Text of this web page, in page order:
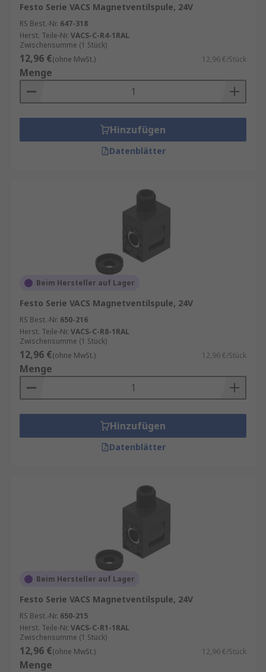
Festo Serie VACS Magnetventilspule, 24V
RS Best.-Nr. 647-318
Herst. Teile-Nr. VACS-C-R4-1RAL
Zwischensumme (1 Stück)
12,96 €(ohne MwSt.) 12,96 €/Stück
Menge
Hinzufügen
Datenblätter
Beim Hersteller auf Lager
Festo Serie VACS Magnetventilspule, 24V
RS Best.-Nr. 650-216
Herst. Teile-Nr. VACS-C-R8-1RAL
Zwischensumme (1 Stück)
12,96 €(ohne MwSt.) 12,96 €/Stück
Menge
Hinzufügen
Datenblätter
Beim Hersteller auf Lager
Festo Serie VACS Magnetventilspule, 24V
RS Best.-Nr. 650-215
Herst. Teile-Nr. VACS-C-R1-1RAL
Zwischensumme (1 Stück)
12,96 €(ohne MwSt.) 12,96 €/Stück
Menge